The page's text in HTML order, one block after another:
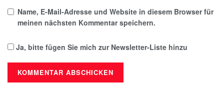
Name, E-Mail-Adresse und Website in diesem Browser für
meinen nächsten Kommentar speichern.
Ja, bitte fügen Sie mich zur Newsletter-Liste hinzu